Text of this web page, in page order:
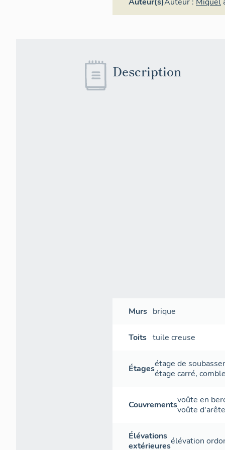
Description
Murs brique
Toits tuile creuse
Étagesétage de
étage carré,
Couvrementsvoûte en
voûte
Élévations
extérieuresélévation